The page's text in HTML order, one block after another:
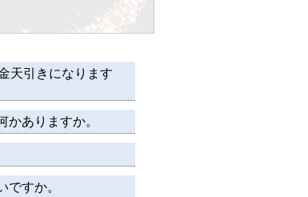
天引きになります
ありますか。
すか。